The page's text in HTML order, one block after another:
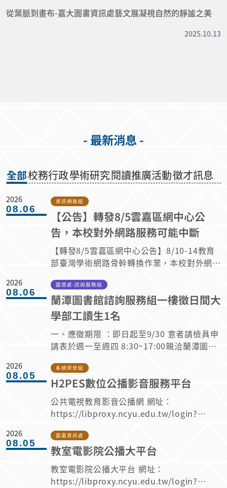
從葉脈到畫布-嘉大圖書資訊處藝文展凝視自然的靜謐之美
2025.10.13
- 最新消息 -
全部校務行政學術研究閱讀推廣活動徵才訊息
2026
08.06
資訊網路組
【公告】轉發8/5雲嘉區網中心公
告，本校對外網路服務可能中斷
【轉發8/5雲嘉區網中心公告】8/10-14教育
部臺灣學術網路骨幹轉換作業，本校對外網路
世代國內學研網400G骨幹網路轉換作業。
二、作業時程：115年8月10日(一)至14日
(五) 三、影響時段：(暫定)115年8月11日(二)
及13日(四) 四、影響範圍： 1.配合教育部
骨幹網路轉換作業，於線路切換期間，本校對
外網路服務將暫時中斷。 2.如教育部臨時
調整原定作業，網路中斷時間將配合異動。
3.此次作業涉及全國各大專院校排程，作
業時程無法調整，若有任何重要線上會議或其
他網路需求，請避開8/10-14這一週。 嘉
義大學圖書資訊處資訊網路組
2026
08.06
圖資處-諮詢服務組
蘭潭圖書館諮詢服務組一樓徵日間大
學部工讀生1名
一、應徵期限 ：即日起至9/30 意者請檢具申
請表於週一至週四 8:30~17:00親洽蘭潭圖書
MAIL至milan@mail.ncyu.edu.tw 來信主旨
請註明 應徵諮詢服務組一樓工讀生 申請表下
載→蘭潭館諮詢服務組工讀生申請表 二、需
求資格 1.本校日間部大學生，能工讀二年以
上。 2.具備基礎英文聽、說能力尤佳。 3.可
配合排班。 三、工作時間：排班制 週一至週
五 17:00~21:00 週六、週日 平時
13:00~17:00 考試週另訂 註: 寒暑假工讀時
間另行安排，不在此限 四、工作內容 1.環境
清潔工作。 2.流通櫃台相關工作。 3.書庫維
2026
08.05
系統研發組
H2PES數位公播影音服務平台
公共電視教育影音公播網 網址：
https://libproxy.ncyu.edu.tw/login?
地點、同時在線人數觀看 平台授權至117年4
月30日止 歡迎師生多加利用
2026
08.05
圖書資訊處
教室電影院公播大平台
教室電影院公播大平台 網址：
https://libproxy.ncyu.edu.tw/login?